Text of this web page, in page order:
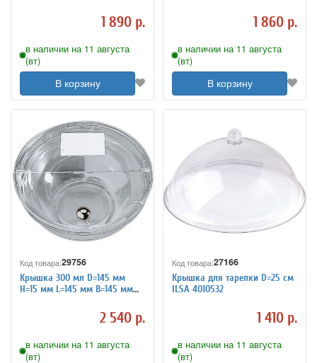
1 890 р.
в наличии на 11 августа
(вт)
В корзину
1 860 р.
в наличии на 11 августа
(вт)
В корзину
Код товара:29756
Крышка 300 мл D=145 мм
H=15 мм L=145 мм B=145 мм
2 540 р.
в наличии на 11 августа
(вт)
Код товара:27166
Крышка для тарелки D=25 см
ILSA 4010532
1 410 р.
в наличии на 11 августа
(вт)